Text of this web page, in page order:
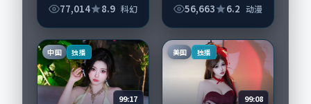
张力，汤唯、胡歌领
在日本完成制作协
同，2025-08-...
77,014 8.9 科幻
现动漫张力，张家
摄及后期主要在美国
完成制作协同，202...
56,663 6.2 动漫
中国 独播
99:17
美国 独播
99:08